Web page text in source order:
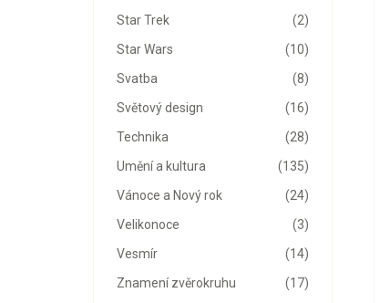
(2)
Star Trek
(10)
Star Wars
(8)
Svatba
(16)
Světový design
(28)
Technika
(135)
Umění a kultura
(24)
Vánoce a Nový rok
(3)
Velikonoce
(14)
Vesmír
(17)
Znamení zvěrokruhu